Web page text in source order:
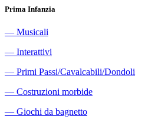
Prima Infanzia
― Musicali
― Interattivi
― Primi Passi/Cavalcabili/Dondoli
― Costruzioni morbide
― Giochi da bagnetto